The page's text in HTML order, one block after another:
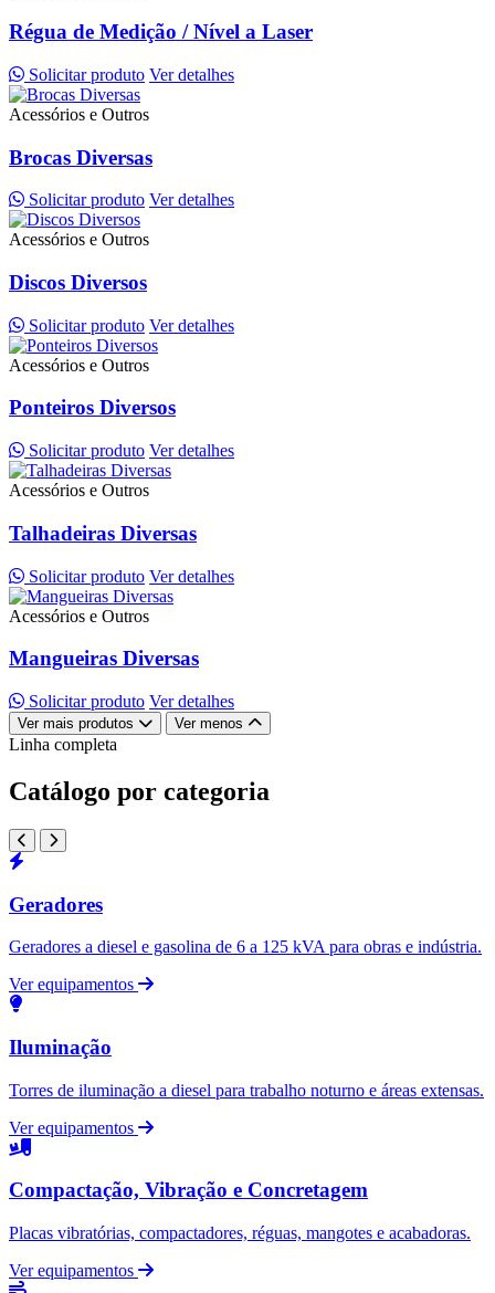
Régua de Medição / Nível a Laser
Solicitar produto Ver detalhes
Acessórios e Outros
Brocas Diversas
Solicitar produto Ver detalhes
Acessórios e Outros
Discos Diversos
Solicitar produto Ver detalhes
Acessórios e Outros
Ponteiros Diversos
Solicitar produto Ver detalhes
Acessórios e Outros
Talhadeiras Diversas
Solicitar produto Ver detalhes
Acessórios e Outros
Mangueiras Diversas
Solicitar produto Ver detalhes
Ver mais produtos Ver menos
Linha completa
Catálogo por categoria
Geradores
Geradores a diesel e gasolina de 6 a 125 kVA para obras e indústria.
Ver equipamentos
Iluminação
Torres de iluminação a diesel para trabalho noturno e áreas extensas.
Ver equipamentos
Compactação, Vibração e Concretagem
Placas vibratórias, compactadores, réguas, mangotes e acabadoras.
Ver equipamentos